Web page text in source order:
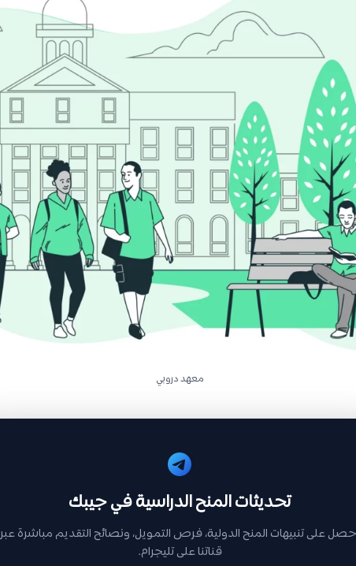
معهد دروبي
تحديثات المنح الدراسية في جيبك
على تنبيهات المنح الدولية، فرص التمويل، ونصائح التقديم مباشرة عبر
قناتنا على تليجرام.